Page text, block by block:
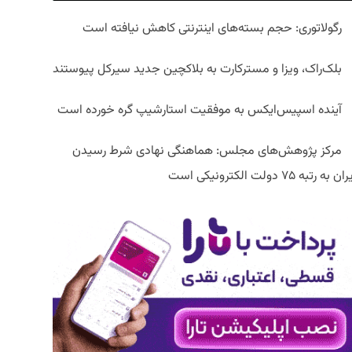
رگولاتوری: حجم بسته‌های اینترنتی کاهش نیافته است
بلک‌راک، ویزا و مسترکارت به بلاکچین جدید سیرکل پیوستند
آینده اسپیس‌ایکس به موفقیت استارشیپ گره خورده است
مرکز پژوهش‌های مجلس: هماهنگی نهادی شرط رسیدن
به رتبه ۷۵ دولت الکترونیکی است